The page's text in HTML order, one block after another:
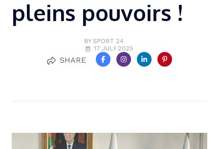
pleins pouvoirs !
BY SPORT 24
17 JULY 2025
SHARE